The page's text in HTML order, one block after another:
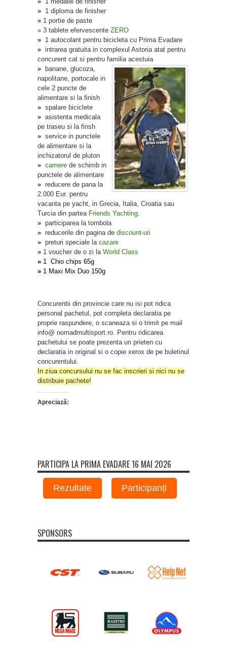
» 1 diploma de finisher
» 1 portie de paste
» 3 tablete efervescente ZERO
» 1 autocolant pentru bicicleta cu Prima Evadare
» intrarea gratuita in complexul Astoria atat pentru
concurent cat si pentru familia acestuia
»
banane, glucoza,
napolitane, portocale in
cele 2 puncte de
alimentare si la finish
» spalare biciclete
» asistenta medicala
pe traseu si la finsh
» service in punctele
de alimentare si la
inchizatorul de pluton
» camere de schimb in
punctele de alimentare
» reducere de pana la
2.000 Eur. pentru
vacanta pe yacht, in Grecia, Italia, Croatia sau
Turcia din partea Friends Yachting.
» participarea la tombola
» reducerile din pagina de discount-uri
» preturi speciale la cazare
» 1 voucher de o zi la World Class
» 1 Chio chips 65g
» 1 Maxi Mix Duo 150g
Concurentii din provincie care nu isi pot ridica
personal pachetul, pot completa declaratia pe
proprie raspundere, o scaneaza si o trimit pe mail
info@ nomadmultisport.ro. Pentru ridicarea
pachetului se poate prezenta un prieten cu
declaratia in original si o copie xerox de pe buletinul
concurentului.
In ziua concursului nu se fac inscrieri si nici nu se
distribuie pachete!
Apreciază:
PARTICIPA LA PRIMA EVADARE 16 MAI 2026
Rezultate Participanți
SPONSORS